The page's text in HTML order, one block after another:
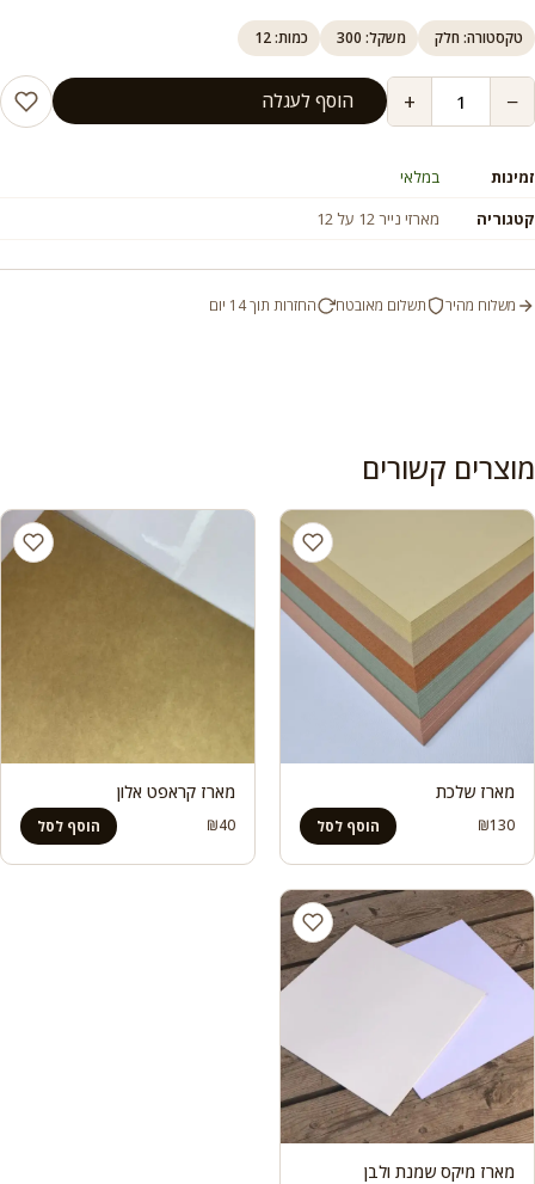
טקסטורה: חלק משקל: 300 כמות: 12
−
+ הוסף לעגלה
זמינות
במלאי
קטגוריה
מארזי נייר 12 על 12
משלוח מהיר תשלום מאובטח החזרות תוך 14 יום
מוצרים קשורים
מארז שלכת
₪130 הוסף לסל
מארז קראפט אלון
₪40 הוסף לסל
מארז מיקס שמנת ולבן